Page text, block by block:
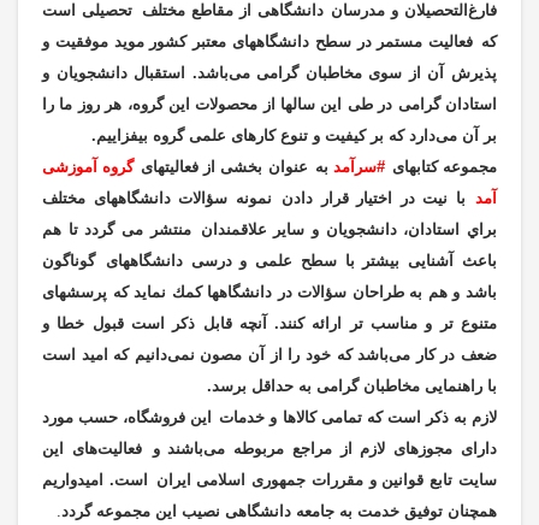
فارغ‌التحصیلان و مدرسان دانشگاهی از مقاطع مختلف تحصیلی است
که فعاليت مستمر در سطح دانشگاههای معتبر كشور مويد موفقيت و
پذيرش آن از سوی مخاطبان گرامی می‌باشد. استقبال دانشجويان و
استادان گرامی در طی اين سالها از محصولات اين گروه، هر روز ما را
بر آن می‌دارد كه بر كيفيت و تنوع كارهای علمی گروه بيفزاييم.
مجموعه كتابهای #سرآمد به عنوان بخشی از فعاليتهای گروه آموزشی
آمد با نيت در اختيار قرار دادن
نمونه سؤالات دانشگاههای مختلف
براي استادان، دانشجويان و ساير علاقمندان
منتشر می گردد تا هم
باعث آشنايی بيشتر با سطح علمی و درسی دانشگاههای
گوناگون
باشد و هم به طراحان سؤالات در دانشگاهها كمك نمايد كه پرسشهای
متنوع تر و مناسب تر ارائه كنند.
آنچه قابل ذكر است قبول خطا و
ضعف در كار می‌باشد كه خود را از آن مصون نمی‌دانيم كه اميد است
با راهنمايی مخاطبان گرامی به حداقل برسد.
لازم به ذكر است كه تمامی كالاها و خدمات
اين فروشگاه، حسب مورد
دارای مجوزهای لازم از مراجع مربوطه می‌باشند و
فعاليت‌های اين
سايت تابع قوانين و مقررات جمهوری اسلامی ايران
است. اميدواريم
همچنان توفيق خدمت به جامعه دانشگاهی نصيب اين مجموعه گردد.